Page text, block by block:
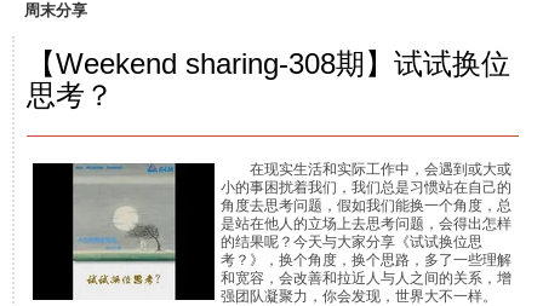
周末分享
【Weekend sharing-308期】试试换位
思考？
在现实生活和实际工作中，会遇到或大或
小的事困扰着我们，我们总是习惯站在自己的
角度去思考问题，假如我们能换一个角度，总
是站在他人的立场上去思考问题，会得出怎样
的结果呢？今天与大家分享《试试换位思
考？》，换个角度，换个思路，多了一些理解
和宽容，会改善和拉近人与人之间的关系，增
强团队凝聚力，你会发现，世界大不一样。